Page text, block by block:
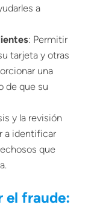
a
: Permitir
tarjeta y otras
una
de que su
y la revisión
a identificar
que
el fraude: